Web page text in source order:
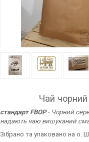
Чай чорний
стандарт FBOP- Чорний
надають чаю вишуканий
Зібрано та упаковано на о.